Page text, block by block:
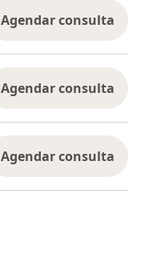
Agendar consulta
Agendar consulta
Agendar consulta